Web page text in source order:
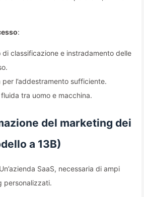
:
di classificazione e instradamento delle
per l’addestramento sufficiente.
tra uomo e macchina.
del marketing dei
a 13B)
SaaS, necessaria di ampi
personalizzati.